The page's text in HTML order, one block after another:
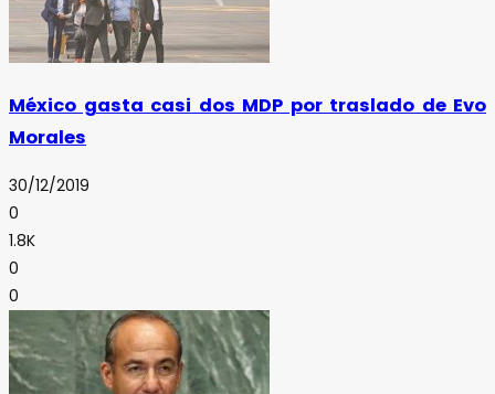
México gasta casi dos MDP por traslado de Evo
Morales
30/12/2019
0
1.8K
0
0